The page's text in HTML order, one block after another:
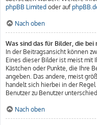
phpBB Limited oder auf
Nach oben
Was sind das für Bilder, die
In der Beitragsansicht können
Eines dieser Bilder ist meist mit
Kästchen oder Punkte, die Ihre
angeben. Das andere, meist
handelt sich hierbei in der
Benutzer zu Benutzer
Nach oben